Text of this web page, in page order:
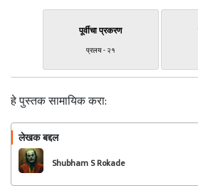
पूर्वीचा प्रकरण
प्रलय - २१
हे पुस्तक सामायिक करा:
लेखक बद्दल
Shubham S Rokade